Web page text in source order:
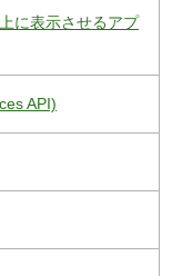
に表示させるアプ
API)